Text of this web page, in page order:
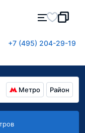
+7 (495) 204-29-19
Метро Район